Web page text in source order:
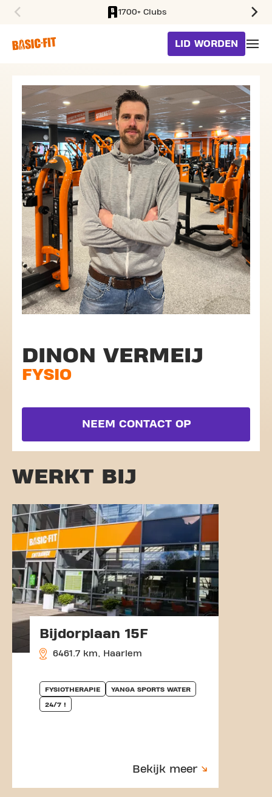
1700+ Clubs
LID WORDEN
DINON VERMEIJ
FYSIO
NEEM CONTACT OP
WERKT BIJ
Bijdorplaan 15F
6461.7 km, Haarlem
FYSIOTHERAPIE YANGA SPORTS WATER
24/7 !
Bekijk meer